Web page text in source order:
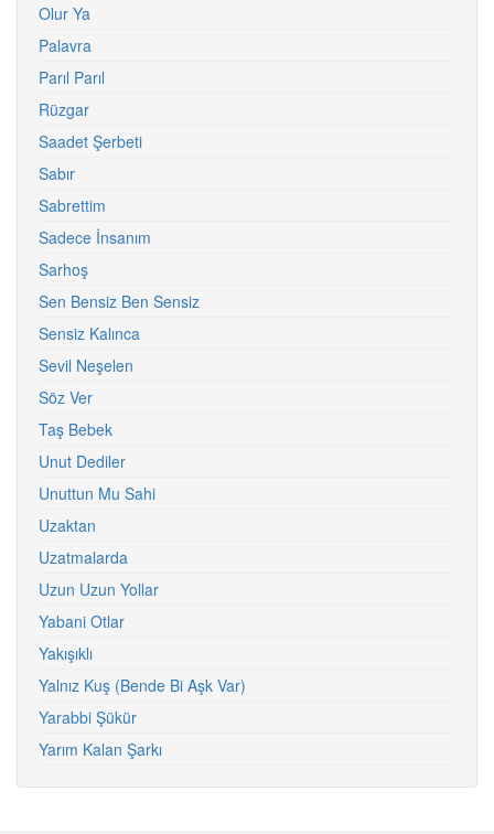
Olur Ya
Palavra
Parıl Parıl
Rüzgar
Saadet Şerbeti
Sabır
Sabrettim
Sadece İnsanım
Sarhoş
Sen Bensiz Ben Sensiz
Sensiz Kalınca
Sevil Neşelen
Söz Ver
Taş Bebek
Unut Dediler
Unuttun Mu Sahi
Uzaktan
Uzatmalarda
Uzun Uzun Yollar
Yabani Otlar
Yakışıklı
Yalnız Kuş (Bende Bi Aşk Var)
Yarabbi Şükür
Yarım Kalan Şarkı